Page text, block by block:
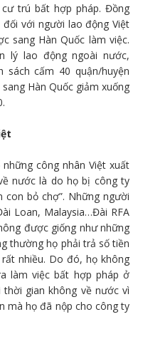
trú bất hợp pháp. Đồng
với người lao động Việt
sang Hàn Quốc làm việc.
lý lao động ngoài nước,
sách cấm 40 quận/huyện
Hàn Quốc giảm xuống
công nhân Việt xuất
nước là do họ bị công ty
bỏ chợ”. Những người
Loan, Malaysia…Đài RFA
được giống như những
thường họ phải trả số tiền
nhiều. Do đó, họ không
làm việc bất hợp pháp ở
gian không về nước vì
mà họ đã nộp cho công ty